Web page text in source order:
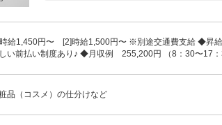
給1,450円〜 [2]時給1,500円〜 ※別途交通費支給 ◆昇
い前払い制度あり♪ ◆月収例 255,200円 （8：30〜17：
品（コスメ）の仕分けなど